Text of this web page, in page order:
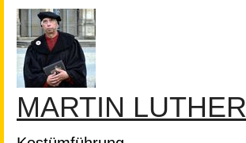
MARTIN LUTHER